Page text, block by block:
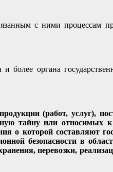
с ними процессам
органа
(работ, услуг),
тайну или относимых
о которой составляют
безопасности в
перевозки,